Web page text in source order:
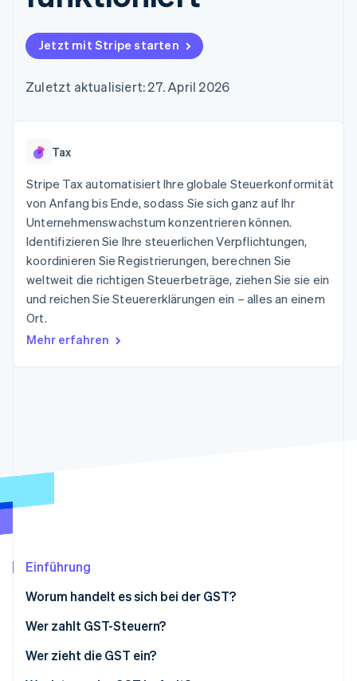
125
Terminal
Zahlungen vor Ort
Boost
Autorisierungsraten
Beschleunigter
Financial
Connections
Verbundene
Finanzdaten
Data Pipeline
Mehr
Product roadmap
Ausblick
Radar
Jetzt ansehen
Geldmanagement
SaaS
Bewirtung, Reisen und
Freizeit
Versicherungen
Medien und
Unterhaltung
Gemeinnützige
Organisationen
Fachdienstleistungen
Öffentlicher Sektor
Ecosystem
Marktplatz auf
Abonnementverwaltung
nutzungsbasierte
Abrechnung um
Karten ausgeben: So
Diensten mit Agenten
Ressourcen
App-Integrationen
Code-Beispiele
Entwickler-Blog
Stripe Sessions
Karriere
Stripe Press
kontaktieren
Partner werden
Jetzt mit Stripe starten
Zuletzt aktualisiert: 27. April 2026
Tax
Stripe Tax automatisiert Ihre globale Steuerkonformität
von Anfang bis Ende, sodass Sie sich ganz auf Ihr
Unternehmenswachstum konzentrieren können.
Identifizieren Sie Ihre steuerlichen Verpflichtungen,
koordinieren Sie Registrierungen, berechnen Sie
weltweit die richtigen Steuerbeträge, ziehen Sie sie ein
und reichen Sie Steuererklärungen ein – alles an einem
Ort.
Mehr erfahren
Einführung
Worum handelt es sich bei der GST?
Wer zahlt GST-Steuern?
Wer zieht die GST ein?